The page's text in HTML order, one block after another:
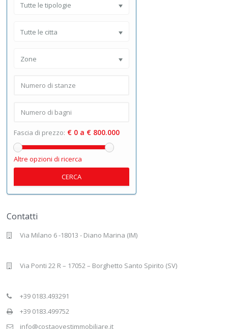
Tutte le tipologie
Tutte le citta
Zone
Fascia di prezzo: € 0 a € 800.000
Altre opzioni di ricerca
CERCA
Contatti
Via Milano 6 -18013 - Diano Marina (IM)
Via Ponti 22 R – 17052 – Borghetto Santo Spirito (SV)
+39 0183.493291
+39 0183.499752
info@costaovestimmobiliare.it